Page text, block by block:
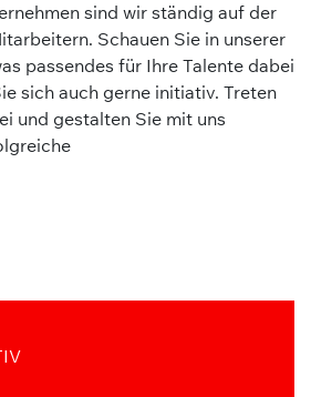
sind wir ständig auf der
Schauen Sie in unserer
passendes für Ihre Talente dabei
sich auch gerne initiativ. Treten
und gestalten Sie mit uns